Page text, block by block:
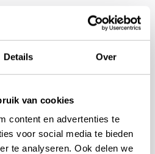
Details Over
van cookies
content en advertenties te
voor social media te bieden
te analyseren. Ook delen we
materiaal in combinatie met fijn
gevoel en pasvorm in een zeer
tóch erg duurzaam en ademend is
Prettige pasvorm, hoogwaardig